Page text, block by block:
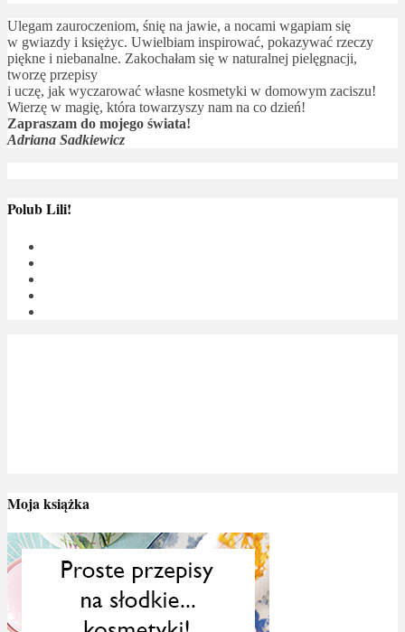
Ulegam zauroczeniom, śnię na jawie, a nocami wgapiam się
w gwiazdy i księżyc. Uwielbiam inspirować, pokazywać rzeczy
piękne i niebanalne. Zakochałam się w naturalnej pielęgnacji,
tworzę przepisy
i uczę, jak wyczarować własne kosmetyki w domowym zaciszu!
Wierzę w magię, która towarzyszy nam na co dzień!
Zapraszam do mojego świata!
Adriana Sadkiewicz
Polub Lili!
Moja książka